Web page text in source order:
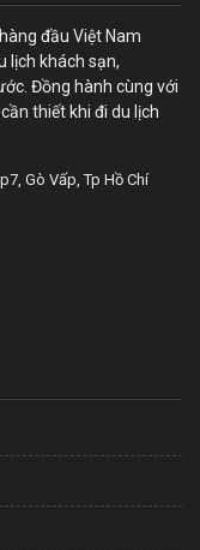
đầu Việt Nam
lịch khách sạn,
Đồng hành cùng với
thiết khi đi du lịch
Gò Vấp, Tp Hồ Chí